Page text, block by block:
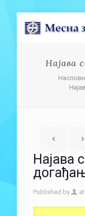
Најава
Најава
Published by at